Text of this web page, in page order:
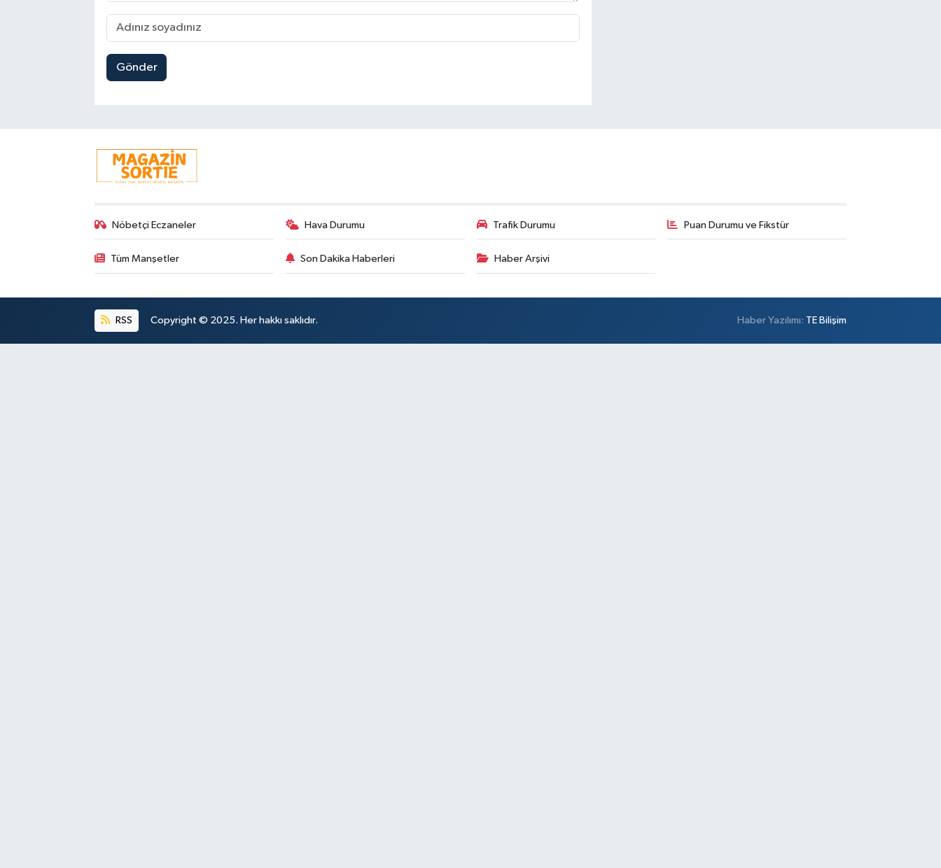
Gönder
Nöbetçi Eczaneler Hava Durumu Trafik Durumu Puan Durumu ve Fikstür
Tüm Manşetler Son Dakika Haberleri Haber Arşivi
RSS Copyright © 2025. Her hakkı saklıdır. Haber Yazılımı: TE Bilişim